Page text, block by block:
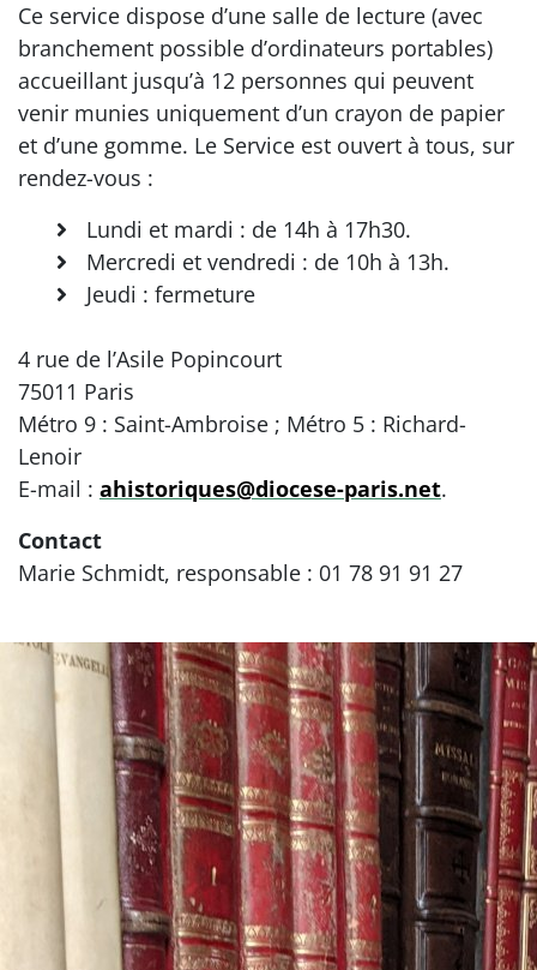
Ce service dispose d’une salle de lecture (avec
branchement possible d’ordinateurs portables)
accueillant jusqu’à 12 personnes qui peuvent
venir munies uniquement d’un crayon de papier
et d’une gomme. Le Service est ouvert à tous, sur
rendez-vous :
Lundi et mardi : de 14h à 17h30.
Mercredi et vendredi : de 10h à 13h.
Jeudi : fermeture
4 rue de l’Asile Popincourt
75011 Paris
Métro 9 : Saint-Ambroise ; Métro 5 : Richard-
Lenoir
E-mail : ahistoriques@diocese-paris.net.
Contact
Marie Schmidt, responsable : 01 78 91 91 27